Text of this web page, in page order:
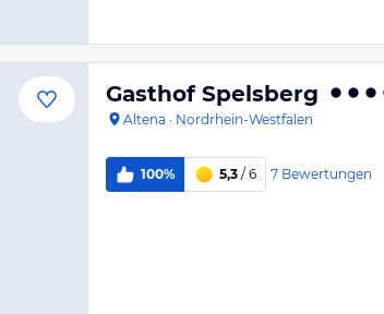
Gasthof Spelsberg
Altena · Nordrhein-Westfalen
100% 5,3 / 6 7 Bewertungen